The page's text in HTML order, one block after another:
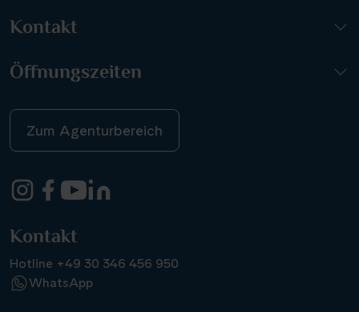
Kontakt
Öffnungszeiten
Zum Agenturbereich
Kontakt
Hotline +49 30 346 456 950
WhatsApp